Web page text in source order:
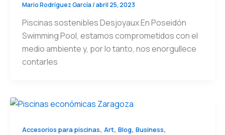
Mario Rodríguez García/abril 25, 2023
Piscinas sostenibles Desjoyaux En Poseidón
Swimming Pool, estamos comprometidos con el
medio ambiente y, por lo tanto, nos enorgullece
contarles
Accesorios para piscinas, Art, Blog, Business,